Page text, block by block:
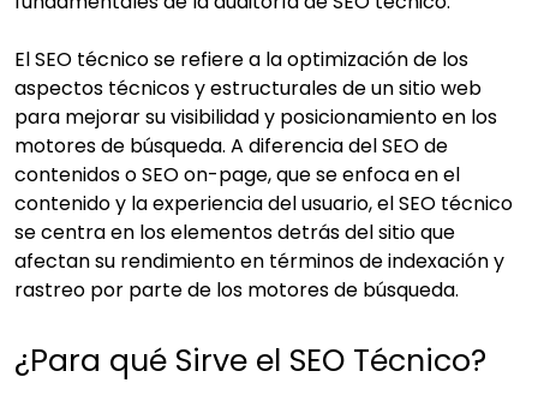
El SEO técnico se refiere a la optimización de los
aspectos técnicos y estructurales de un sitio web
para mejorar su visibilidad y posicionamiento en los
motores de búsqueda. A diferencia del SEO de
contenidos o SEO on-page, que se enfoca en el
contenido y la experiencia del usuario, el SEO técnico
se centra en los elementos detrás del sitio que
afectan su rendimiento en términos de indexación y
rastreo por parte de los motores de búsqueda.
¿Para qué Sirve el SEO Técnico?